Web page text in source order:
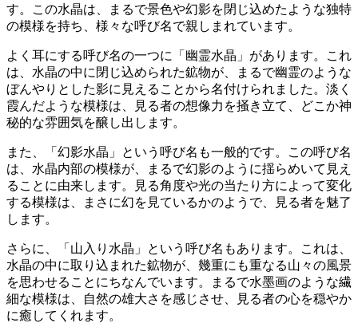
す。この水晶は、まるで景色や幻影を閉じ込めたような独特
の模様を持ち、様々な呼び名で親しまれています。
よく耳にする呼び名の一つに「幽霊水晶」があります。これ
は、水晶の中に閉じ込められた鉱物が、まるで幽霊のような
ぼんやりとした影に見えることから名付けられました。淡く
霞んだような模様は、見る者の想像力を掻き立て、どこか神
秘的な雰囲気を醸し出します。
また、「幻影水晶」という呼び名も一般的です。この呼び名
は、水晶内部の模様が、まるで幻影のように揺らめいて見え
る ことに由来します。見る角度や光の当たり方によって変化
する模様は、まさに幻を見ているかのようで、見る者を魅了
します。
さらに、「山入り水晶」という呼び名もあります。これは、
水晶の中に取り込まれた鉱物が、 幾重にも重なる山々の風景
を思わせることにちなんでいます。まるで水墨画のような繊
細な模様は、自然の雄大さを感じさせ、見る者の心を穏やか
に癒してくれます。